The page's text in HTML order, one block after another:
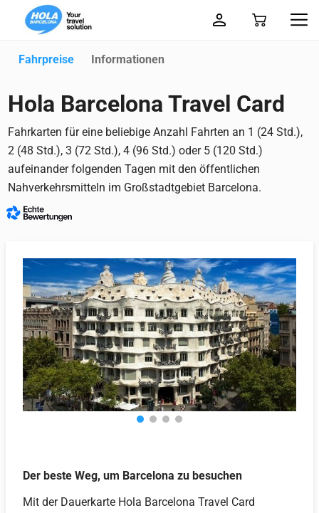
Fahrpreise Informationen
Hola Barcelona Travel Card
Fahrkarten für eine beliebige Anzahl Fahrten an 1 (24 Std.),
2 (48 Std.), 3 (72 Std.), 4 (96 Std.) oder 5 (120 Std.)
aufeinander folgenden Tagen mit den öffentlichen
Nahverkehrsmitteln im Großstadtgebiet Barcelona.
Der beste Weg, um Barcelona zu besuchen
Mit der Dauerkarte Hola Barcelona Travel Card